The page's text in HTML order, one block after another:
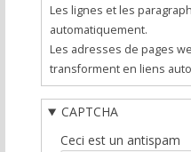
Les lignes et les
automatiquement.
Les adresses de pages
transforment en liens
CAPTCHA
Ceci est un antispam